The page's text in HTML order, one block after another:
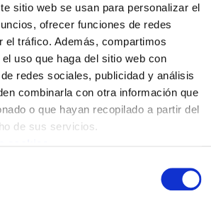
sitio web se usan para personalizar el
ofrecer funciones de redes
el tráfico. Además, compartimos
uso que haga del sitio web con
redes sociales, publicidad y análisis
combinarla con otra información que
o que hayan recopilado a partir del
de sus servicios.
que afectan estas crisis son
Las políticas de austeridad no
“recortes necesarios de unos
excesivos” o “ajustes a la baja
los salarios de los trabajadores
La austeridad es una política de
con el fin de destruir el estado de
la propiedad pública y los servicios
aumentar el rendimiento de las
la primera línea en la actual